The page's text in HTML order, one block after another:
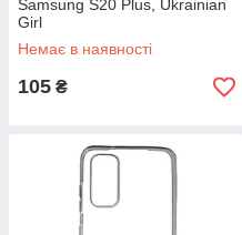
Samsung S20 Plus, Ukrainian
Girl
Немає в наявності
105 ₴